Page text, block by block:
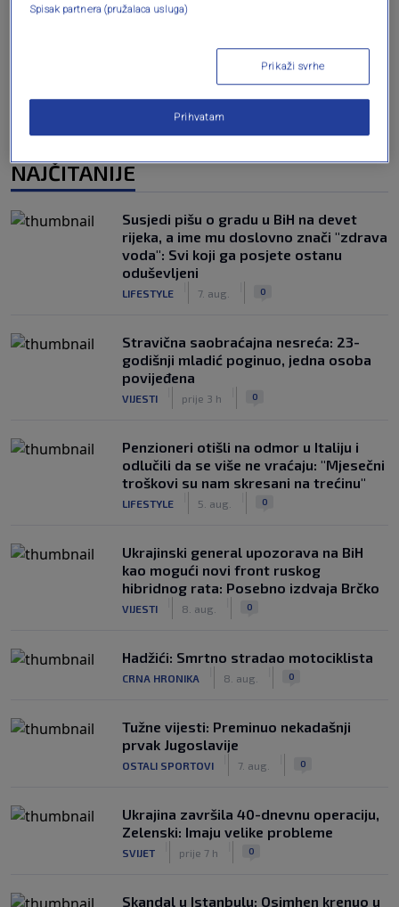
NAJČITANIJE
Susjedi pišu o gradu u BiH na devet
rijeka, a ime mu doslovno znači "zdrava
voda": Svi koji ga posjete ostanu
oduševljeni
LIFESTYLE 7. aug. 0
Stravična saobraćajna nesreća: 23-
godišnji mladić poginuo, jedna osoba
povijeđena
VIJESTI prije 3 h 0
Penzioneri otišli na odmor u Italiju i
odlučili da se više ne vraćaju: "Mjesečni
troškovi su nam skresani na trećinu"
LIFESTYLE 5. aug. 0
Ukrajinski general upozorava na BiH
kao mogući novi front ruskog
hibridnog rata: Posebno izdvaja Brčko
VIJESTI 8. aug. 0
Hadžići: Smrtno stradao motociklista
CRNA HRONIKA 8. aug. 0
Tužne vijesti: Preminuo nekadašnji
prvak Jugoslavije
OSTALI SPORTOVI 7. aug. 0
Ukrajina završila 40-dnevnu operaciju,
Zelenski: Imaju velike probleme
SVIJET prije 7 h 0
Skandal u Istanbulu: Osimhen krenuo u
Spisak partnera (pružalaca usluga)
Prikaži svrhe
Prihvatam